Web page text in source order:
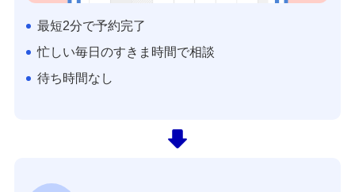
最短2分で予約完了
忙しい毎日のすきま時間で相談
待ち時間なし